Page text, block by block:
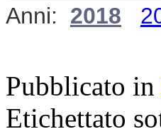
Anni: 2018
Pubblicato in
Etichettato